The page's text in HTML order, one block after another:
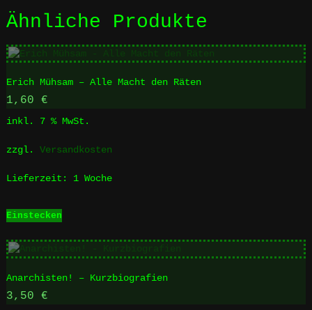
Ähnliche Produkte
Erich Mühsam – Alle Macht den Räten
1,60 €
inkl. 7 % MwSt.
zzgl. Versandkosten
Lieferzeit: 1 Woche
Einstecken
Anarchisten! – Kurzbiografien
3,50 €